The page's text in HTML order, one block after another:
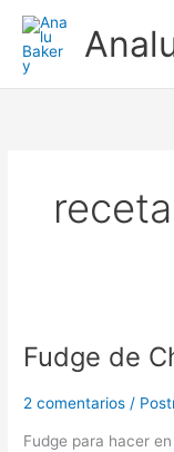
contenido
Fudge de
2 comentarios /
Fudge para hacer
Chocolate